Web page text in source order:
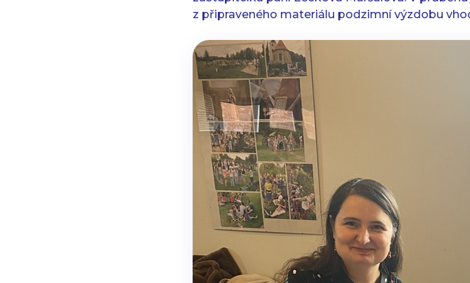
z připraveného materiálu podzimní výzdobu